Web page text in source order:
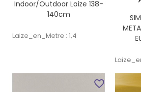
Indoor/Outdoor Laize 138-
140cm
Laize_en_Metre : 1,4
favorite_border